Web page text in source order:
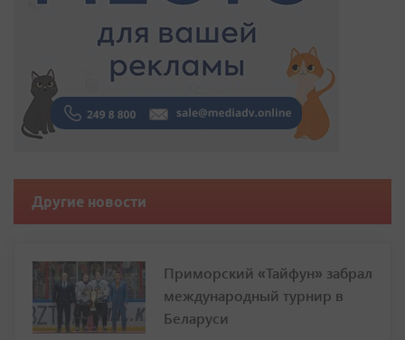
Другие новости
Приморский «Тайфун» забрал
международный турнир в
Беларуси